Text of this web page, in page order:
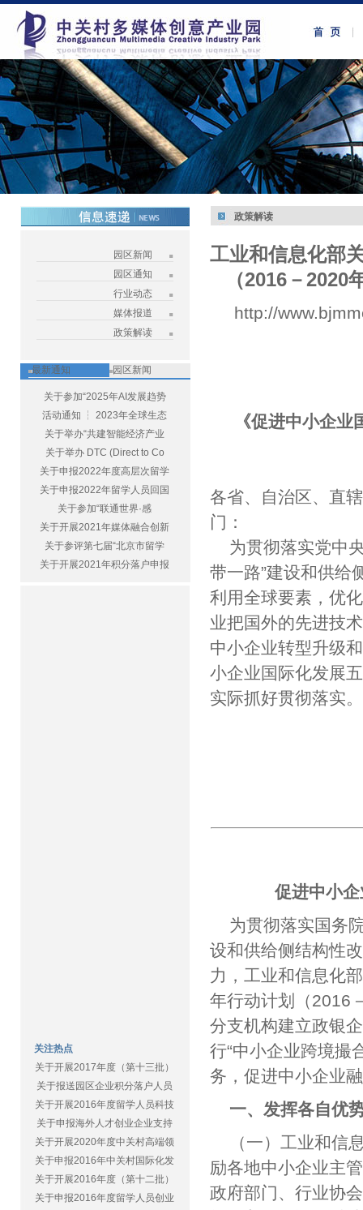
园区新闻
园区通知
行业动态
媒体报道
政策解读
最新通知 园区新闻
关于参加“2025年AI发展趋势
活动通知 ┆ 2023年全球生态
关于举办“共建智能经济产业
关于举办 DTC (Direct to Co
关于申报2022年度高层次留学
关于申报2022年留学人员回国
关于参加“联通世界·感
关于开展2021年媒体融合创新
关于参评第七届“北京市留学
关于开展2021年积分落户申报
关注热点
关于开展2017年度（第十三批）
关于报送园区企业积分落户人员
关于开展2016年度留学人员科技
关于申报海外人才创业企业支持
关于开展2020年度中关村高端领
关于申报2016年中关村国际化发
关于开展2016年度（第十二批）
关于申报2016年度留学人员创业
政策解读
工业和信息化部
（2016－
http://
《促进中小企
各省、自治区、直
门：
为贯彻落实党中
带一路”建设和供给
利用全球要素，优
业把国外的先进技
中小企业转型升级
小企业国际化发展
实际抓好贯彻落实。
促进中小
为贯彻落实国务
设和供给侧结构性
力，工业和信息化
年行动计划（2016
分支机构建立政银
行“中小企业跨境撮
务，促进中小企业
一、发挥各自优
（一）工业和信
励各地中小企业主
政府部门、行业协